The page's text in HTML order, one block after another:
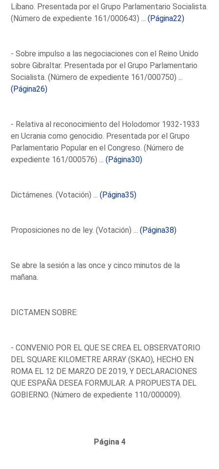
Líbano. Presentada por el Grupo Parlamentario Socialista.
(Número de expediente 161/000643) ...(Página22)
- Sobre impulso a las negociaciones con el Reino Unido
sobre Gibraltar. Presentada por el Grupo Parlamentario
Socialista. (Número de expediente 161/000750) ...
(Página26)
- Relativa al reconocimiento del Holodomor 1932-1933
en Ucrania como genocidio. Presentada por el Grupo
Parlamentario Popular en el Congreso. (Número de
expediente 161/000576) ...(Página30)
Dictámenes. (Votación) ...(Página35)
Proposiciones no de ley. (Votación) ...(Página38)
Se abre la sesión a las once y cinco minutos de la
mañana.
DICTAMEN SOBRE:
- CONVENIO POR EL QUE SE CREA EL OBSERVATORIO
DEL SQUARE KILOMETRE ARRAY (SKAO), HECHO EN
ROMA EL 12 DE MARZO DE 2019, Y DECLARACIONES
QUE ESPAÑA DESEA FORMULAR. A PROPUESTA DEL
GOBIERNO. (Número de expediente 110/000009).
Página 4